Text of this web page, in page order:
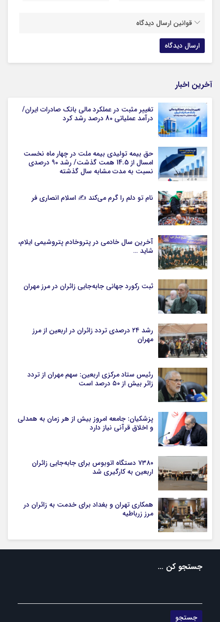
قوانین ارسال دیدگاه
آخرین اخبار
تغییر مثبت در عملکرد مالی بانک صادرات ایران/
درآمد عملیاتی 80 درصد رشد کرد
حق بیمه تولیدی بیمه ملت در چهار ماه نخست
امسال از 14.5 همت گذشت/ رشد 90 درصدی
نسبت به مدت مشابه سال گذشته
نام تو دلم را گرم می‌کند ✍️ اسلام انصاری فر
آخرین سال خادمی در پتروخادم پتروشیمی ایلام،
شاید …
ثبت رکورد جهانی جابه‌جایی زائران در مرز مهران
رشد ۲۴ درصدی تردد زائران در اربعین از مرز
مهران
رئیس ستاد مرکزی اربعین: سهم مهران از تردد
زائر بیش از ۵۰ درصد است
پزشکیان: جامعه امروز بیش از هر زمان به همدلی
و اخلاق قرآنی نیاز دارد
۷۳۸۰ دستگاه اتوبوس برای جابه‌جایی زائران
اربعین به‌ کارگیری شد
همکاری تهران و بغداد برای خدمت به زائران در
مرز زرباطیه
جستجو کن …